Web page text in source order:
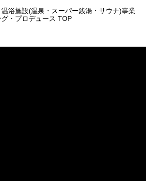
浴施設(温泉・スーパー銭湯・サウナ)事業
・プロデュース TOP